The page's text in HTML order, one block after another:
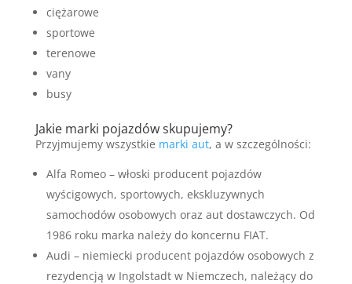
ciężarowe
sportowe
terenowe
vany
busy
Jakie marki pojazdów skupujemy?
Przyjmujemy wszystkie marki aut, a w szczególności:
Alfa Romeo – włoski producent pojazdów
wyścigowych, sportowych, ekskluzywnych
samochodów osobowych oraz aut dostawczych. Od
1986 roku marka należy do koncernu FIAT.
Audi – niemiecki producent pojazdów osobowych z
rezydencją w Ingolstadt w Niemczech, należący do